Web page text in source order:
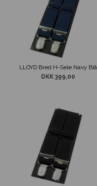
LLOYD Bred H-Sele Navy Blå
DKK 399,00